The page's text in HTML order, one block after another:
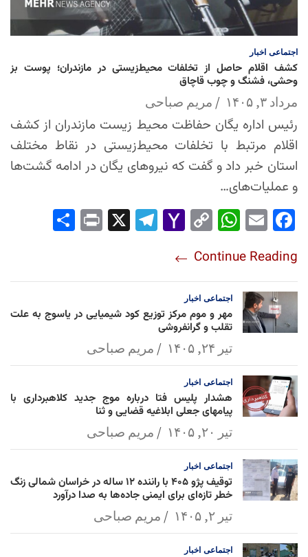
اجتماعی اخبار
کشف اقلام حاصل از تخلفات محیط‌زیستی در مازندران؛ پوست بز
وحشی، فشنگ و چوب قاچاق
مرداد ۳, ۱۴۰۵ مریم صباحی
رئیس اداره یگان حفاظت محیط زیست مازندران از کشف
اقلام مرتبط با تخلفات محیط‌زیستی در نقاط مختلف
استان خبر داد و گفت که نیروهای یگان در ادامه گشت‌ها
و عملیات‌های…
Fac
ok
Em
Wh
Ap
p
Co
Lin
k
Yah
l
Tel
Pri
Continue Reading
اجتماعی اخبار
مهر و موم مرکز توزیع کود شیمیایی در یاسوج به علت
تقلب و گرانفروشی
تیر ۲۴, ۱۴۰۵ مریم صباحی
اجتماعی اخبار
هشدار پلیس فتا درباره موج جدید کلاهبرداری با
پیامهای جعلی ابلاغیه قضایی و ثنا
تیر ۲۰, ۱۴۰۵ مریم صباحی
اجتماعی اخبار
توقیف پژو ۴۰۵ با راننده ۱۲ ساله در خراسان شمالی زنگ
خطر تازه‌ای برای ایمنی جاده‌ها به صدا درآورد
تیر ۲, ۱۴۰۵ مریم صباحی
اجتماعی اخبار